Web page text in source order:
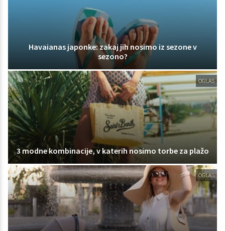
Havaianas japonke: zakaj jih nosimo iz sezone v
sezono?
OGLAS
3 modne kombinacije, v katerih nosimo torbe za plažo
OGLAS